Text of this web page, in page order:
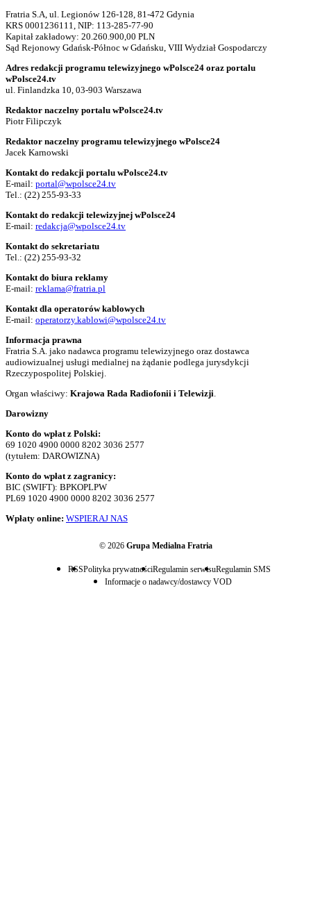
Fratria S.A, ul. Legionów 126-128, 81-472 Gdynia
KRS 0001236111, NIP: 113-285-77-90
Kapitał zakładowy: 20.260.900,00 PLN
Sąd Rejonowy Gdańsk-Północ w Gdańsku, VIII Wydział Gospodarczy
Adres redakcji programu telewizyjnego wPolsce24 oraz portalu
wPolsce24.tv
ul. Finlandzka 10, 03-903 Warszawa
Redaktor naczelny portalu wPolsce24.tv
Piotr Filipczyk
Redaktor naczelny programu telewizyjnego wPolsce24
Jacek Karnowski
Kontakt do redakcji portalu wPolsce24.tv
E-mail: portal@wpolsce24.tv
Tel.: (22) 255-93-33
Kontakt do redakcji telewizyjnej wPolsce24
E-mail: redakcja@wpolsce24.tv
Kontakt do sekretariatu
Tel.: (22) 255-93-32
Kontakt do biura reklamy
E-mail: reklama@fratria.pl
Kontakt dla operatorów kablowych
E-mail: operatorzy.kablowi@wpolsce24.tv
Informacja prawna
Fratria S.A. jako nadawca programu telewizyjnego oraz dostawca
audiowizualnej usługi medialnej na żądanie podlega jurysdykcji
Rzeczypospolitej Polskiej.
Organ właściwy: Krajowa Rada Radiofonii i Telewizji
Darowizny
Konto do wpłat z Polski:
69 1020 4900 0000 8202 3036 2577
(tytułem: DAROWIZNA)
Konto do wpłat z zagranicy:
BIC (SWIFT): BPKOPLPW
PL69 1020 4900 0000 8202 3036 2577
Wpłaty online: WSPIERAJ NAS
© 2026 Grupa Medialna Fratria
RSSPolityka prywatnościRegulamin serwisuRegulamin SMS
Informacje o nadawcy/dostawcy VOD